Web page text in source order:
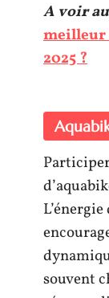
A voir
meilleur
2025 ?
souvent